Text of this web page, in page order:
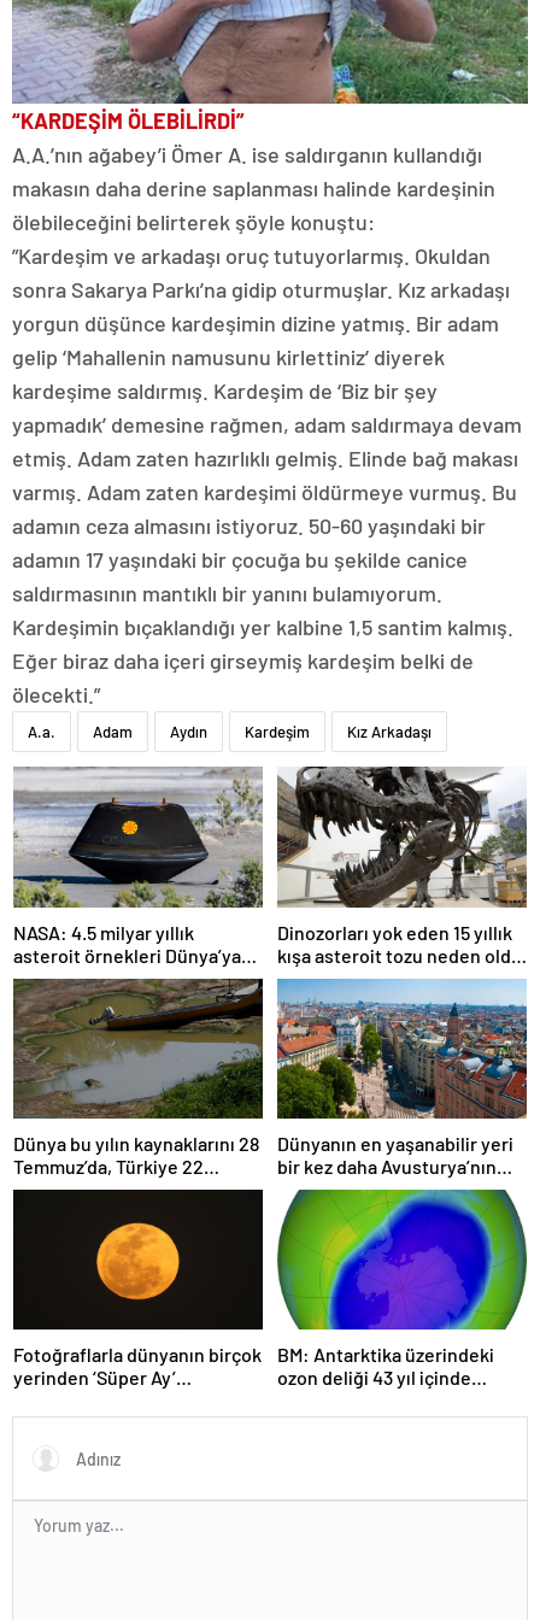
“KARDEŞİM ÖLEBİLİRDİ”
A.A.’nın ağabey’i Ömer A. ise saldırganın kullandığı
makasın daha derine saplanması halinde kardeşinin
ölebileceğini belirterek şöyle konuştu:
”Kardeşim ve arkadaşı oruç tutuyorlarmış. Okuldan
sonra Sakarya Parkı’na gidip oturmuşlar. Kız arkadaşı
yorgun düşünce kardeşimin dizine yatmış. Bir adam
gelip ‘Mahallenin namusunu kirlettiniz’ diyerek
kardeşime saldırmış. Kardeşim de ‘Biz bir şey
yapmadık’ demesine rağmen, adam saldırmaya devam
etmiş. Adam zaten hazırlıklı gelmiş. Elinde bağ makası
varmış. Adam zaten kardeşimi öldürmeye vurmuş. Bu
adamın ceza almasını istiyoruz. 50-60 yaşındaki bir
adamın 17 yaşındaki bir çocuğa bu şekilde canice
saldırmasının mantıklı bir yanını bulamıyorum.
Kardeşimin bıçaklandığı yer kalbine 1,5 santim kalmış.
Eğer biraz daha içeri girseymiş kardeşim belki de
ölecekti.”
A.a. Adam Aydın Kardeşim Kız Arkadaşı
NASA: 4.5 milyar yıllık
asteroit örnekleri Dünya’ya
getirildi; yaşamın
başlangıcına ışık tutabilir
Dinozorları yok eden 15 yıllık
kışa asteroit tozu neden oldu
| Araştırma
Dünya bu yılın kaynaklarını 28
Temmuz’da, Türkiye 22
Haziran’da tüketti
Dünyanın en yaşanabilir yeri
bir kez daha Avusturya’nın
başkenti Viyana oldu
Fotoğraflarla dünyanın birçok
yerinden ‘Süper Ay’
BM: Antarktika üzerindeki
ozon deliği 43 yıl içinde